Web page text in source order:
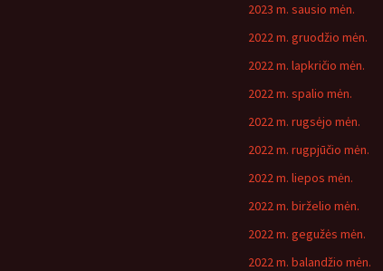
2023 m. sausio mėn.
2022 m. gruodžio mėn.
2022 m. lapkričio mėn.
2022 m. spalio mėn.
2022 m. rugsėjo mėn.
2022 m. rugpjūčio mėn.
2022 m. liepos mėn.
2022 m. birželio mėn.
2022 m. gegužės mėn.
2022 m. balandžio mėn.